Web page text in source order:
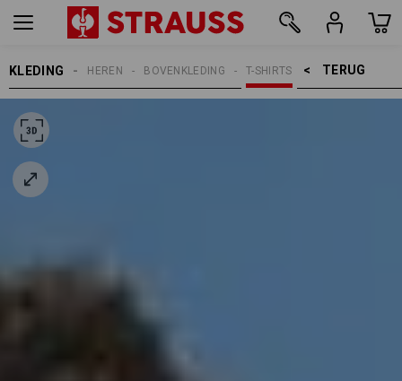
KLEDING TERUG    >
T-SHIRTS
BOVENKLEDING
HEREN